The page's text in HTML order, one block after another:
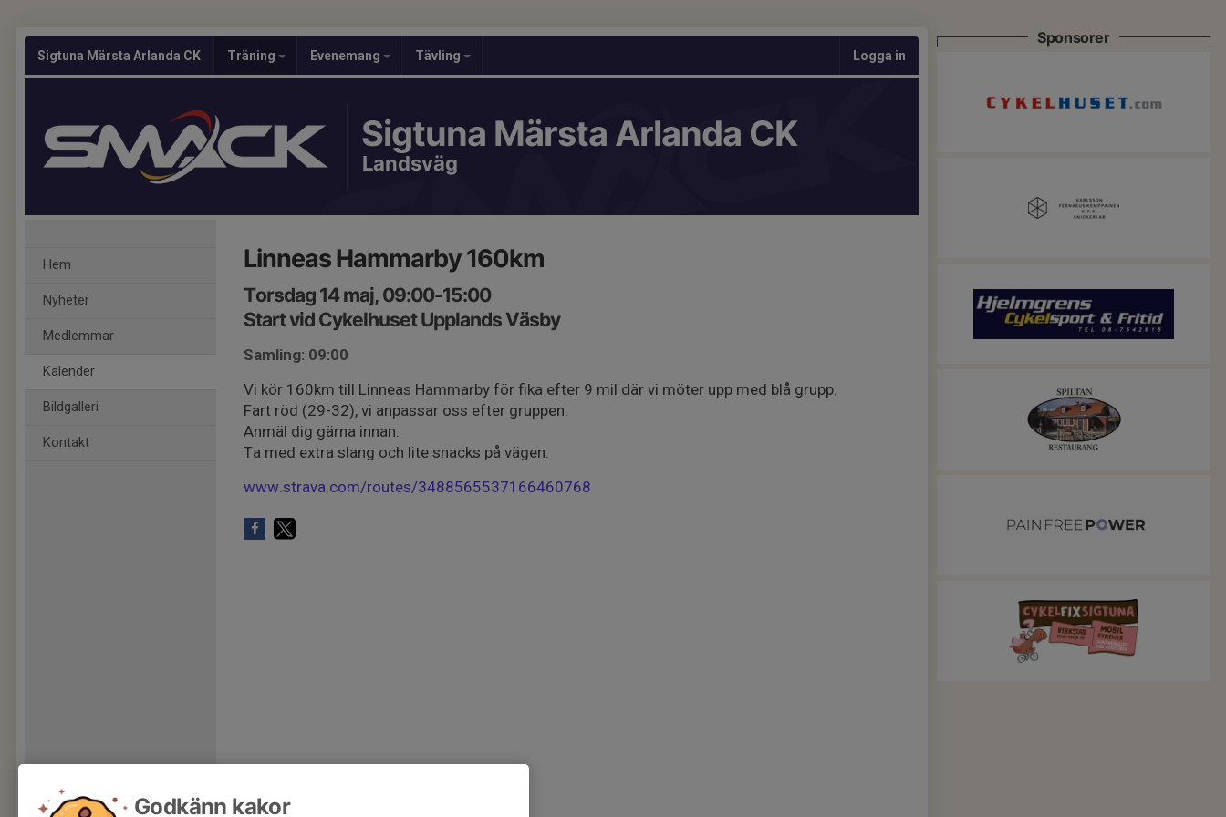
Sigtuna Märsta Arlanda CK Träning Evenemang Tävling Logga in
Sigtuna Märsta Arlanda CK
Landsväg
Hem
Nyheter
Medlemmar
Kalender
Bildgalleri
Kontakt
Linneas Hammarby 160km
Torsdag 14 maj, 09:00-15:00
Start vid Cykelhuset Upplands Väsby
Samling: 09:00
Vi kör 160km till Linneas Hammarby för fika efter 9 mil där vi möter upp med blå grupp.
Fart röd (29-32), vi anpassar oss efter gruppen.
Anmäl dig gärna innan.
Ta med extra slang och lite snacks på vägen.
www.strava.com/routes/3488565537166460768
Sponsorer
Godkänn kakor